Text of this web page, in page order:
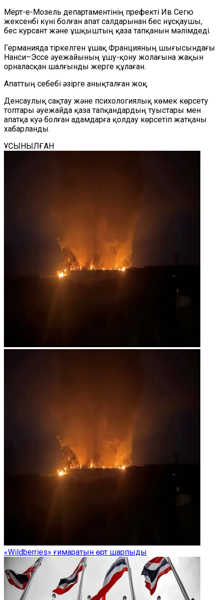
Мёрт-е-Мозель департаментінің префекті Ив Сегю
жексенбі күні болған апат салдарынан бес нұсқаушы,
бес курсант және ұшқыштың қаза тапқанын мәлімдеді.
Германияда тіркелген ұшақ Францияның шығысындағы
Нанси–Эссе әуежайының ұшу-қону жолағына жақын
орналасқан шалғынды жерге құлаған.
Апаттың себебі әзірге анықталған жоқ.
Денсаулық сақтау және психологиялық көмек көрсету
топтары әуежайда қаза тапқандардың туыстары мен
апатқа куә болған адамдарға қолдау көрсетіп жатқаны
хабарланды.
ҰСЫНЫЛҒАН
«Wildberries» ғимаратын өрт шарпыды